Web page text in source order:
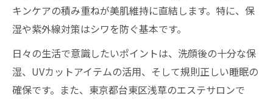
キンケアの積み重ねが美肌維持に直結します。特に、保
湿や紫外線対策はシワを防ぐ基本です。
日々の生活で意識したいポイントは、洗顔後の十分な保
湿、UVカットアイテムの活用、そして規則正しい睡眠の
確保です。また、東京都台東区浅草のエステサロンで